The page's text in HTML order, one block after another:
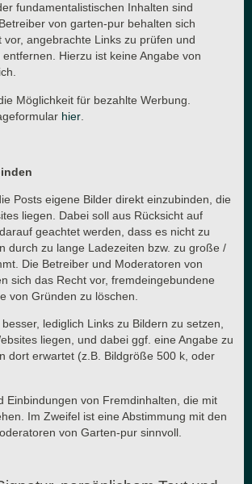
fundamentalistischen Inhalten sind
von garten-pur behalten sich
vor, angebrachte Links zu prüfen und
Hierzu ist keine Angabe von
Möglichkeit für bezahlte Werbung.
hier
Posts eigene Bilder direkt einzubinden, die
liegen. Dabei soll aus Rücksicht auf
geachtet werden, dass es nicht zu
durch zu lange Ladezeiten bzw. zu große /
Die Betreiber und Moderatoren von
sich das Recht vor, fremdeingebundene
von Gründen zu löschen.
lediglich Links zu Bildern zu setzen,
liegen, und dabei ggf. eine Angabe zu
dort erwartet (z.B. Bildgröße 500 k, oder
Einbindungen von Fremdinhalten, die mit
Im Zweifel ist eine Abstimmung mit den
von Garten-pur sinnvoll.